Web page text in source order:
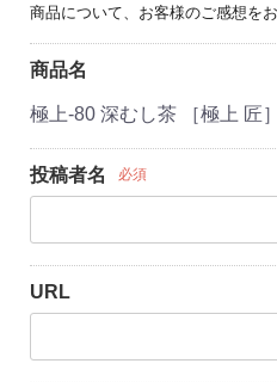
商品について、お客様のご感想を
商品名
極上-80 深むし茶 ［極上 匠
投稿者名 必須
URL